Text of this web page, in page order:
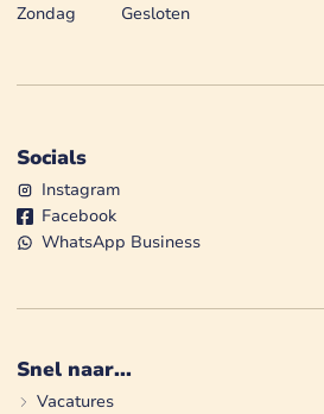
Zondag
Gesloten
Socials
Instagram
Facebook
WhatsApp Business
Snel naar...
Vacatures